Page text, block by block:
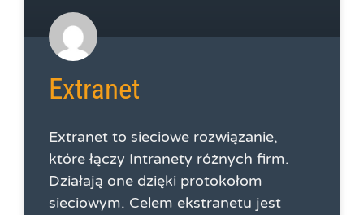
Extranet
Extranet to sieciowe rozwiązanie,
które łączy Intranety różnych firm.
Działają one dzięki protokołom
sieciowym. Celem ekstranetu jest